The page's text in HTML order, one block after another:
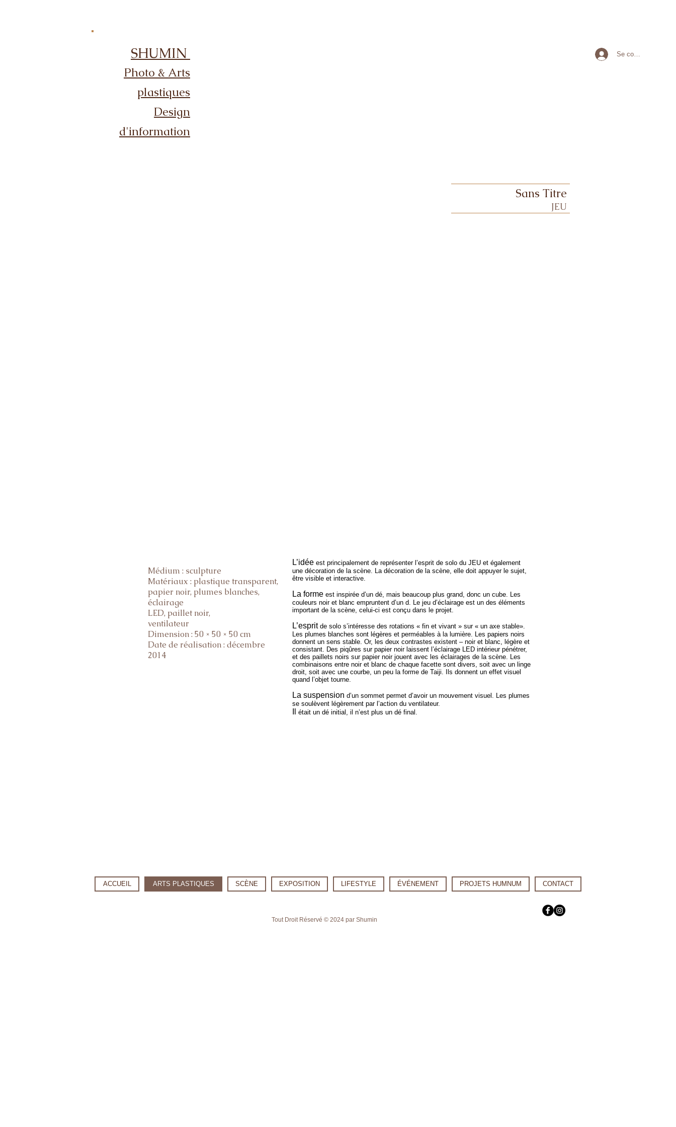
SHUMIN
Photo & Arts
plastiques
Design
d'information
Se connecter
Sans Titre
JEU
Médium : sculpture
Matériaux : plastique transparent,
papier noir, plumes blanches,
éclairage
LED, paillet noir,
ventilateur
Dimension : 50 × 50 × 50 cm
Date de réalisation : décembre
2014
L’idée est principalement de représenter l’esprit de solo du JEU et également
une décoration de la scène. La décoration de la scène, elle doit appuyer le sujet,
être visible et interactive.
La forme est inspirée d’un dé, mais beaucoup plus grand, donc un cube. Les
couleurs noir et blanc empruntent d’un d. Le jeu d’éclairage est un des éléments
important de la scène, celui-ci est conçu dans le projet.
L’espritde solo s’intéresse des rotations « fin et vivant » sur « un axe stable».
Les plumes blanches sont légères et perméables à la lumière. Les papiers noirs
donnent un sens stable. Or, les deux contrastes existent – noir et blanc, légère et
consistant. Des piqûres sur papier noir laissent l’éclairage LED intérieur pénétrer,
et des paillets noirs sur papier noir jouent avec les éclairages de la scène. Les
combinaisons entre noir et blanc de chaque facette sont divers, soit avec un linge
droit, soit avec une courbe, un peu la forme de Taiji. Ils donnent un effet visuel
quand l’objet tourne.
La suspension d’un sommet permet d’avoir un mouvement visuel. Les plumes
se soulèvent légèrement par l’action du ventilateur.
était un dé initial, il n’est plus un dé final.
ACCUEIL ARTS PLASTIQUES SCÈNE EXPOSITION LIFESTYLE ÉVÉNEMENT PROJETS HUMNUM CONTACT
Tout Droit Réservé © 2024 par Shumin